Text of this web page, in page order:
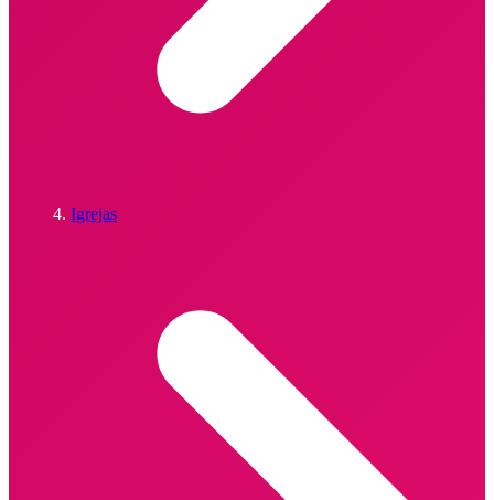
Igrejas